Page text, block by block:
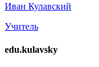
Иван Кулавский
Учитель
edu.kulavsky